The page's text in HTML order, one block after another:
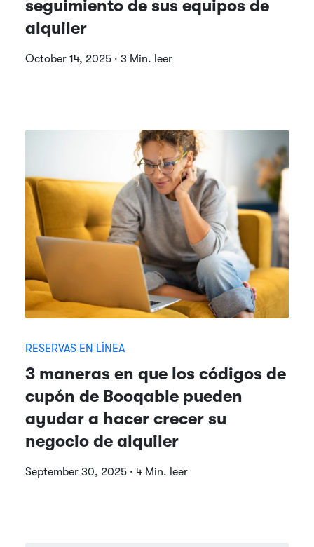
seguimiento de sus equipos de
alquiler
October 14, 2025 · 3 Min. leer
RESERVAS EN LÍNEA
3 maneras en que los códigos de
cupón de Booqable pueden
ayudar a hacer crecer su
negocio de alquiler
September 30, 2025 · 4 Min. leer